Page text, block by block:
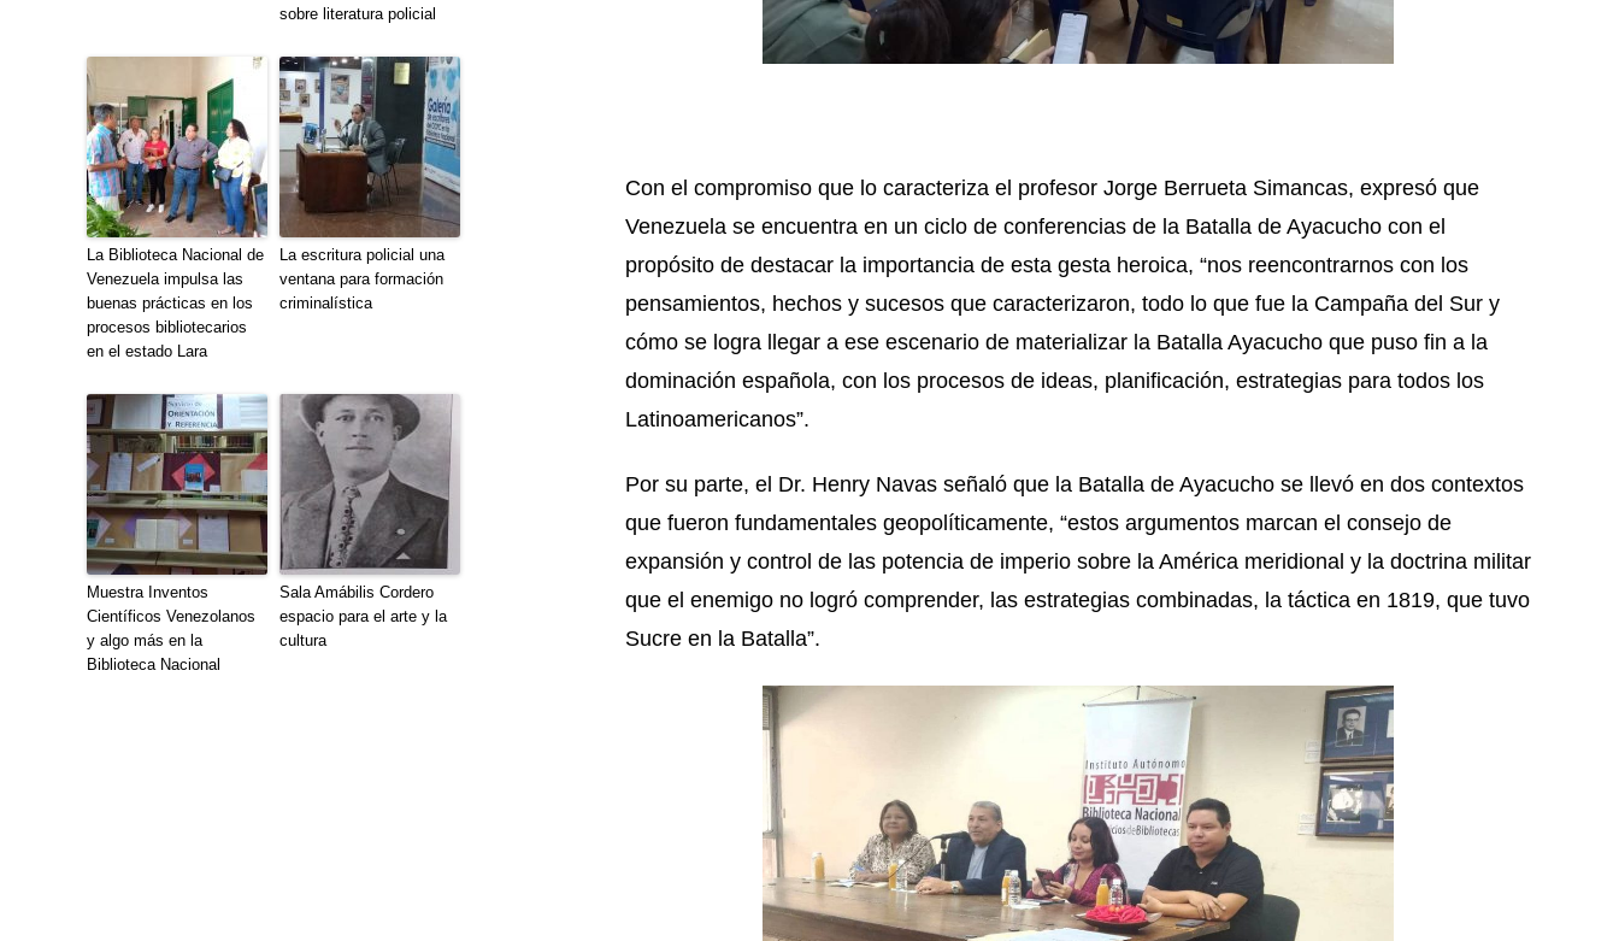
sobre literatura policial
La Biblioteca Nacional de
Venezuela impulsa las
buenas prácticas en los
procesos bibliotecarios
en el estado Lara
La escritura policial una
ventana para formación
criminalística
Muestra Inventos
Científicos Venezolanos
y algo más en la
Biblioteca Nacional
Sala Amábilis Cordero
espacio para el arte y la
cultura
Con el compromiso que lo caracteriza el profesor Jorge Berrueta Simancas, expresó que
Venezuela se encuentra en un ciclo de conferencias de la Batalla de Ayacucho con el
propósito de destacar la importancia de esta gesta heroica, “nos reencontrarnos con los
pensamientos, hechos y sucesos que caracterizaron, todo lo que fue la Campaña del Sur y
cómo se logra llegar a ese escenario de materializar la Batalla Ayacucho que puso fin a la
dominación española, con los procesos de ideas, planificación, estrategias para todos los
Latinoamericanos”.
Por su parte, el Dr. Henry Navas señaló que la Batalla de Ayacucho se llevó en dos contextos
que fueron fundamentales geopolíticamente, “estos argumentos marcan el consejo de
expansión y control de las potencia de imperio sobre la América meridional y la doctrina militar
que el enemigo no logró comprender, las estrategias combinadas, la táctica en 1819, que tuvo
Sucre en la Batalla”.